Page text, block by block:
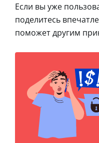
Если вы уже
поделитесь
поможет другим